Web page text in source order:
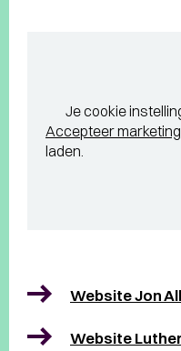
Je cookie
Accepteer
laden.
Website Jon
Website